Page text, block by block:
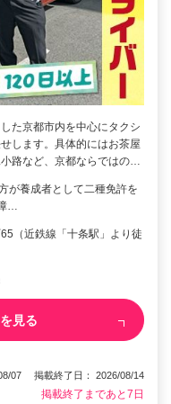
た京都市内を中心にタクシ
します。具体的にはお茶屋
路など、京都ならではの…
が養成者として二種免許を
…
（近鉄線「十条駅」より徒
見る
07 掲載終了日： 2026/08/14
掲載終了まであと7日